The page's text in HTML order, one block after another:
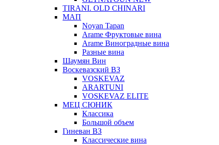
TIRANI. OLD CHINARI
МАП
Noyan Tapan
Arame Фруктовые вина
Arame Виноградные вина
Разные вина
Шаумян Вин
Воскевазский ВЗ
VOSKEVAZ
ARARTUNI
VOSKEVAZ ELITE
МЕЦ СЮНИК
Классика
Большой объем
Гиневан ВЗ
Классические вина